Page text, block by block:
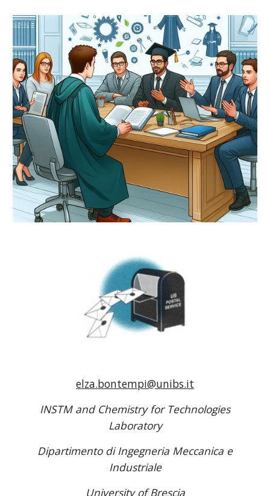
elza.bontempi@unibs.it
INSTM and Chemistry for Technologies
Laboratory
Dipartimento di Ingegneria Meccanica e
Industriale
University of Brescia